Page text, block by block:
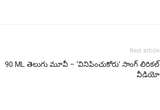
Next article
90 ML తెలుగు మూవీ – ‘వినిపించుకోరు’ సాంగ్ లిరికల్
వీడియో